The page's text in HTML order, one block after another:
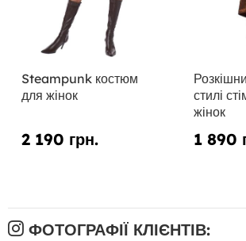
Steampunk костюм
для жінок
2 190 грн.
стилі
жінок
1 890
ФОТОГРАФІЇ КЛІЄНТІВ: